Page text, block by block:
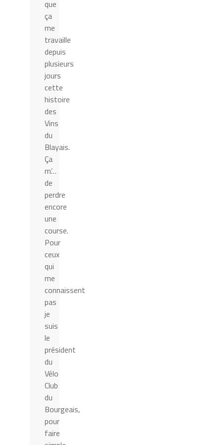
que
ça
me
travaille
depuis
plusieurs
jours
cette
histoire
des
Vins
du
Blayais.
Ça
m’…
de
perdre
encore
une
course.
Pour
ceux
qui
me
connaissent
pas
je
suis
le
président
du
Vélo
Club
du
Bourgeais,
pour
faire